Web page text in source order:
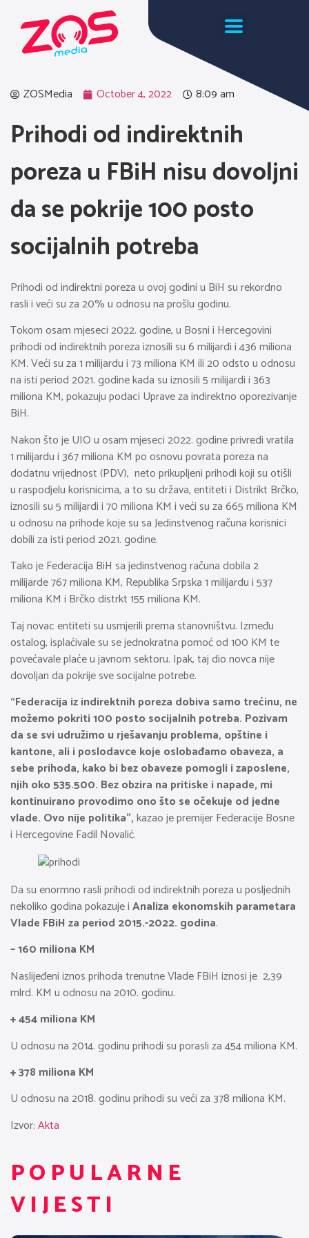
ZOSMedia October 4, 2022 8:09 am
Prihodi od indirektnih
poreza u FBiH nisu dovoljni
da se pokrije 100 posto
socijalnih potreba
Prihodi od indirektni poreza u ovoj godini u BiH su rekordno
rasli i veći su za 20% u odnosu na prošlu godinu.
Tokom osam mjeseci 2022. godine, u Bosni i Hercegovini
prihodi od indirektnih poreza iznosili su 6 milijardi i 436 miliona
KM. Veći su za 1 milijardu i 73 miliona KM ili 20 odsto u odnosu
na isti period 2021. godine kada su iznosili 5 milijardi i 363
miliona KM, pokazuju podaci Uprave za indirektno oporezivanje
BiH.
Nakon što je UIO u osam mjeseci 2022. godine privredi vratila
1 milijardu i 367 miliona KM po osnovu povrata poreza na
dodatnu vrijednost (PDV), neto prikupljeni prihodi koji su otišli
u raspodjelu korisnicima, a to su država, entiteti i Distrikt Brčko,
iznosili su 5 milijardi i 70 miliona KM i veći su za 665 miliona KM
u odnosu na prihode koje su sa Jedinstvenog računa korisnici
dobili za isti period 2021. godine.
Tako je Federacija BiH sa jedinstvenog računa dobila 2
milijarde 767 miliona KM, Republika Srpska 1 milijardu i 537
miliona KM i Brčko distrkt 155 miliona KM.
Taj novac entiteti su usmjerili prema stanovništvu. Između
ostalog, isplaćivale su se jednokratna pomoć od 100 KM te
povećavale plaće u javnom sektoru. Ipak, taj dio novca nije
dovoljan da pokrije sve socijalne potrebe.
“Federacija iz indirektnih poreza dobiva samo trećinu, ne
možemo pokriti 100 posto socijalnih potreba. Pozivam
da se svi udružimo u rješavanju problema, opštine i
kantone, ali i poslodavce koje oslobađamo obaveza, a
sebe prihoda, kako bi bez obaveze pomogli i zaposlene,
njih oko 535.500. Bez obzira na pritiske i napade, mi
kontinuirano provodimo ono što se očekuje od jedne
vlade. Ovo nije politika”,kazao je premijer Federacije Bosne
i Hercegovine Fadil Novalić.
Da su enormno rasli prihodi od indirektnih poreza u posljednih
nekoliko godina pokazuje iAnaliza ekonomskih parametara
Vlade FBiH za period 2015.-2022. godina.
– 160 miliona KM
Naslijeđeni iznos prihoda trenutne Vlade FBiH iznosi je 2,39
mlrd. KM u odnosu na 2010. godinu.
+ 454 miliona KM
U odnosu na 2014. godinu prihodi su porasli za 454 miliona KM.
+ 378 miliona KM
U odnosu na 2018. godinu prihodi su veći za 378 miliona KM.
Izvor:Akta
POPULARNE
VIJESTI